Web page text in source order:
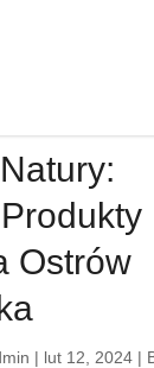
Ostrów
| lut 12, 2024|